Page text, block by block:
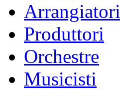
Arrangiatori
Produttori
Orchestre
Musicisti